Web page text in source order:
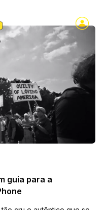
guia para a